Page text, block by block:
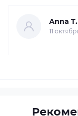
Anna T.
11